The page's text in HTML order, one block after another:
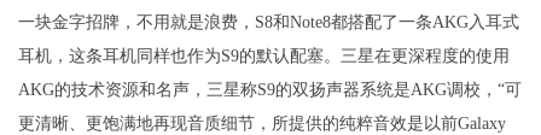
一块金字招牌，不用就是浪费，S8和Note8都搭配了一条AKG入耳式
耳机，这条耳机同样也作为S9的默认配塞。三星在更深程度的使用
AKG的技术资源和名声，三星称S9的双扬声器系统是AKG调校，“可
更清晰、更饱满地再现音质细节，所提供的纯粹音效是以前Galaxy